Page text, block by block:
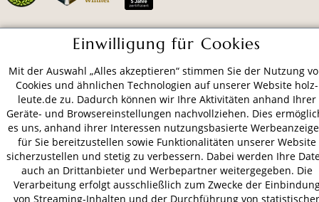
VERSAND
AGB Datenschutz
Impressum
© 2026 HOLZ-LEUTE
* Alle Preise inkl. gesetzl. Mehrwertsteuer zzgl.Versandkosten.
Einwilligung für Cookies
Mit der Auswahl „Alles akzeptieren“ stimmen Sie der Nutzung
Cookies und ähnlichen Technologien auf unserer Website holz-
leute.de zu. Dadurch können wir Ihre Aktivitäten anhand Ihrer
Geräte- und Browsereinstellungen nachvollziehen. Dies
es uns, anhand ihrer Interessen nutzungsbasierte
für Sie bereitzustellen sowie Funktionalitäten unserer Website
sicherzustellen und stetig zu verbessern. Dabei werden Ihre
auch an Drittanbieter und Werbepartner weitergegeben. Die
Verarbeitung erfolgt ausschließlich zum Zwecke der
von Streaming-Inhalten und der Durchführung von statistischer